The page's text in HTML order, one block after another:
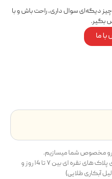
دیگه‌ای سوال داری، راحت باش و با
بگیر.
ما
رو مخصوص شما میسازیم.
زمان ارسال برامون زمان بر هستش. برای پلاک های نقره ای بین ۷ تا ۱4 روز و